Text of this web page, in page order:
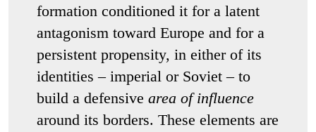
formation conditioned it for a latent
antagonism toward Europe and for a
persistent propensity, in either of its
identities – imperial or Soviet – to
build a defensive area of influence
around its borders. These elements are